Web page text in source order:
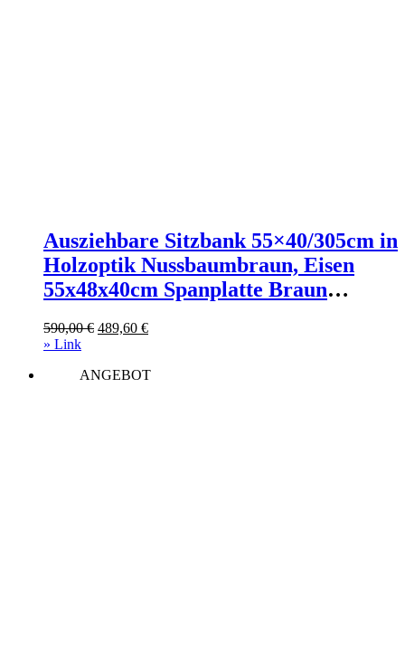
Ausziehbare Sitzbank 55×40/305cm in
Holzoptik Nussbaumbraun, Eisen
55x48x40cm Spanplatte Braun
Sitzbank und Holzbank
590,00€ Ursprünglicher
590,00 €
489,60 €Aktueller
489,60 €.
» Link
ANGEBOT